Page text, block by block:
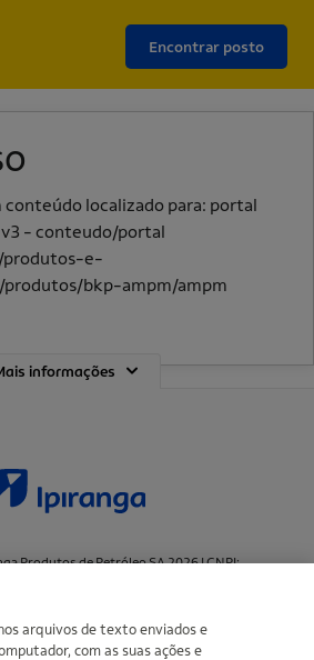
Encontrar posto
conteúdo localizado para: ‭portal
- conteudo/portal
produtos-e-
produtos/bkp-ampm/ampm‭
informações
Produtos de Petróleo SA 2026 | CNPJ:
empresa do grupo Ultra |
de Privacidade Definir meus cookies
arquivos de texto enviados e
com as suas ações e